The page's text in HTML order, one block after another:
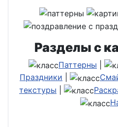
Разделы с
Паттерны
Праздники
текстуры